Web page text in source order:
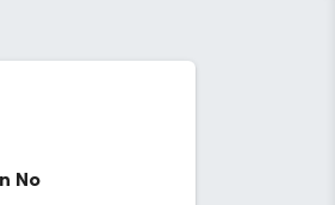
No